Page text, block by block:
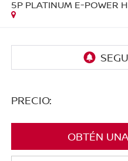
5P PLATINUM E-POWER
PRECIO:
OBTÉN